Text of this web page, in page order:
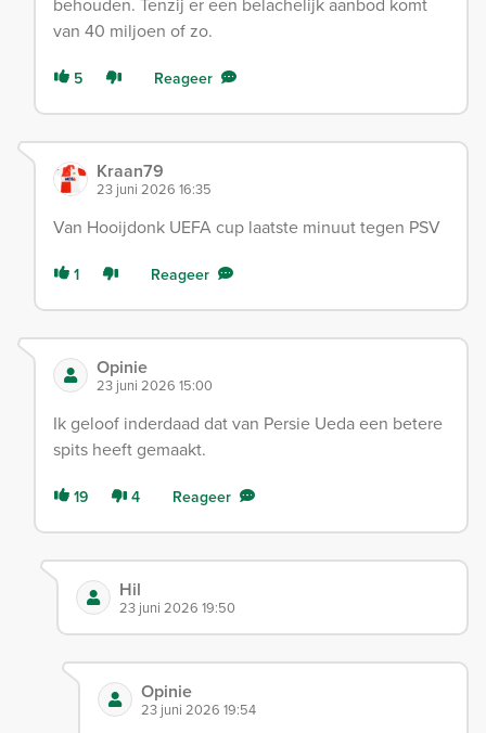
van 40 miljoen of zo.
5 Reageer
Kraan79
23 juni 2026 16:35
Van Hooijdonk UEFA cup laatste minuut tegen PSV
1 Reageer
Opinie
23 juni 2026 15:00
Ik geloof inderdaad dat van Persie Ueda een betere
spits heeft gemaakt.
19 4 Reageer
Hil
23 juni 2026 19:50
Opinie
23 juni 2026 19:54